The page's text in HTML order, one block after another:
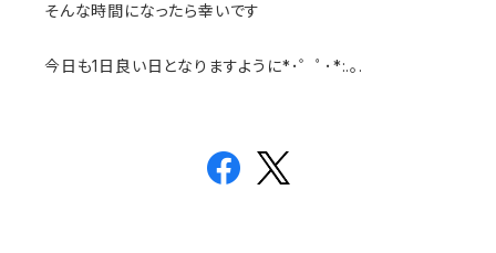
そんな時間になったら幸いです
今日も1日良い日となりますように*･゜ﾟ･*:.｡.